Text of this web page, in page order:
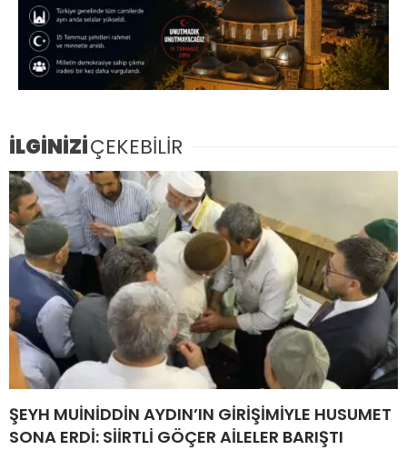
İLGİNİZİÇEKEBİLİR
ŞEYH MUİNİDDİN AYDIN’IN GİRİŞİMİYLE HUSUMET
SONA ERDİ: SİİRTLİ GÖÇER AİLELER BARIŞTI